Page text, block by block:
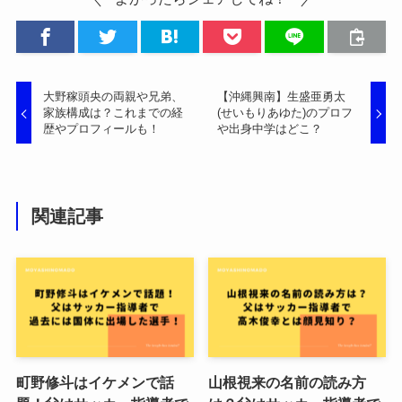
大野稼頭央の両親や兄弟、
家族構成は？これまでの経
歴やプロフィールも！
【沖縄興南】生盛亜勇太
(せいもりあゆた)のプロフ
や出身中学はどこ？
関連記事
町野修斗はイケメンで話
山根視来の名前の読み方